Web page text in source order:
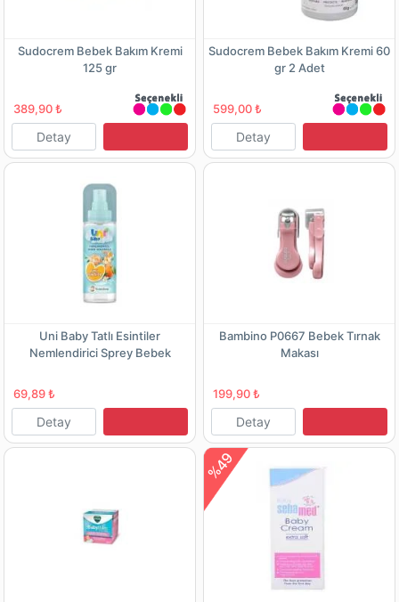
Sudocrem Bebek Bakım Kremi
125 gr
389,90 ₺
Detay
Sudocrem Bebek Bakım Kremi 60
gr 2 Adet
599,00 ₺
Detay
Uni Baby Tatlı Esintiler
Nemlendirici Sprey Bebek
69,89 ₺
Detay
Bambino P0667 Bebek Tırnak
Makası
199,90 ₺
Detay
%49